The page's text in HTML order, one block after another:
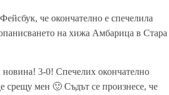
че окончателно е спечелила
на хижа Амбарица в Стара
3-0! Спечелих окончателно
срещу мен 🙂 Съдът се произнесе, че